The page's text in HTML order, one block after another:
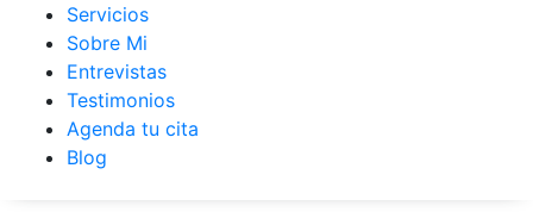
Servicios
Sobre Mi
Entrevistas
Testimonios
Agenda tu cita
Blog